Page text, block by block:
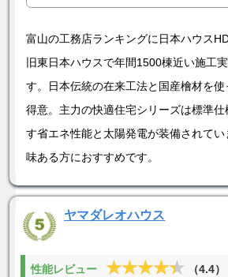
富山の工務店ランキングに日本ハウス
旧東日本ハウスで年間1500棟近い施工
す。日本伝統の在来工法と国産檜材を
得意。主力の快適住宅シリーズは標準
す省エネ性能と太陽発電が装備されて
味ある方におすすめです。
ヤマダレオハウス
性能レビュー ★★★★★
★★★★★ （4.4）